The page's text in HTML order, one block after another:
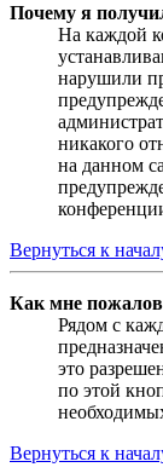
Почему я
На каждой
нарушили
никакого
на данном
Вернуться к
Как мне
Рядом с
это
по этой
Вернуться к